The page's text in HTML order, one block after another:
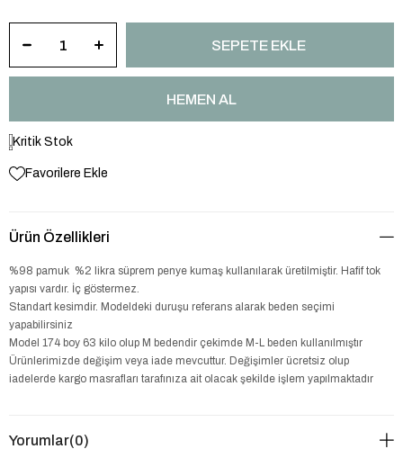
Kritik Stok
Favorilere Ekle
Ürün Özellikleri
%98 pamuk %2 likra süprem penye kumaş kullanılarak üretilmiştir. Hafif tok
yapısı vardır. İç göstermez.
Standart kesimdir. Modeldeki duruşu referans alarak beden seçimi
yapabilirsiniz
Model 174 boy 63 kilo olup M bedendir çekimde M-L beden kullanılmıştır
Ürünlerimizde değişim veya iade mevcuttur. Değişimler ücretsiz olup
iadelerde kargo masrafları tarafınıza ait olacak şekilde işlem yapılmaktadır
Yorumlar(0)